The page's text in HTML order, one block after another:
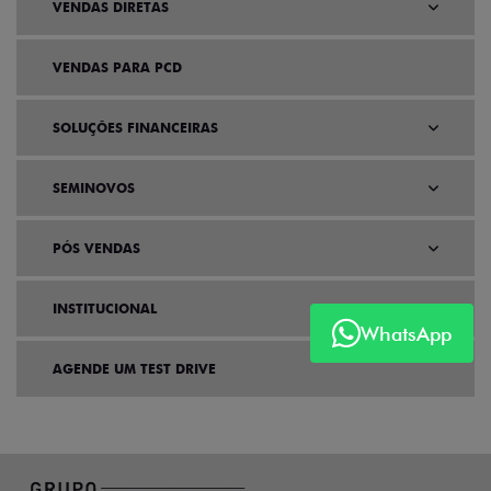
WhatsApp
VENDAS DIRETAS
VENDAS PARA PCD
SOLUÇÕES FINANCEIRAS
SEMINOVOS
PÓS VENDAS
INSTITUCIONAL
AGENDE UM TEST DRIVE